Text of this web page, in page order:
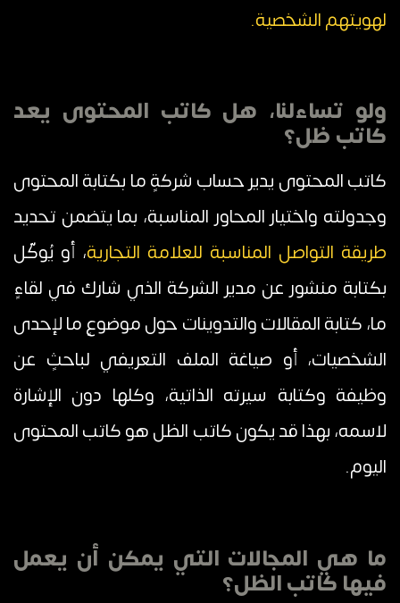
لهويتهم الشخصية.
ولو تساءلنا، هل كاتب المحتوى يعد
كاتب ظل؟
كاتب المحتوى يدير حساب شركةٍ ما بكتابة المحتوى
وجدولته واختيار المحاور المناسبة، بما يتضمن تحديد
طريقة التواصل المناسبة للعلامة التجارية، أو يُوكّل
بكتابة منشور عن مدير الشركة الذي شارك في لقاءٍ
ما، كتابة المقالات والتدوينات حول موضوعٍ ما لإحدى
الشخصيات، أو صياغة الملف التعريفي لباحثٍ عن
وظيفة وكتابة سيرته الذاتية، وكلها دون الإشارة
لاسمه، بهذا قد يكون كاتب الظل هو كاتب المحتوى
اليوم.
ما هي المجالات التي يمكن أن يعمل
فيها كاتب الظل؟